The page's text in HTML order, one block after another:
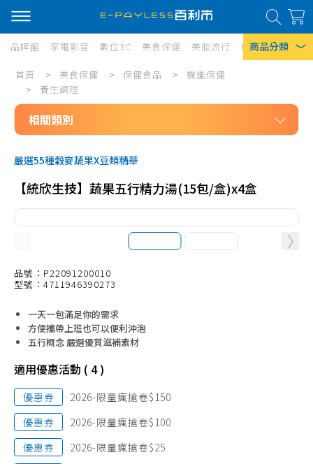
商品分類
熱門搜尋
風扇
口罩
除濕機
衛生紙
Iphone 17
品牌館 家電影音 數位3C 美食保健 美妝流行 傢俱寢具 居
美
保
健/
保
食
品/
能
健/
養
生
調
理
首頁 > 美食保健 > 保健食品 >
機能保健
>
養生調理
相關類別
機能保健
維他命C
維他命D
維他命E
綜合維他命
發泡錠
益生菌、乳酸菌
睛亮保健
魚油
養生調理
嚴選55種穀麥蔬果X豆類精華
【統欣生技】蔬果五行精力湯(15包/盒)x4盒
品號：P22091200010
型號：4711946390273
一天一包滿足你的需求
方便攜帶上班也可以便利沖泡
五行概念 嚴選優質滋補素材
適用優惠活動 ( 4 )
優惠券
2026-限量瘋搶卷$150
優惠券
2026-限量瘋搶卷$100
優惠券
2026-限量瘋搶卷$25